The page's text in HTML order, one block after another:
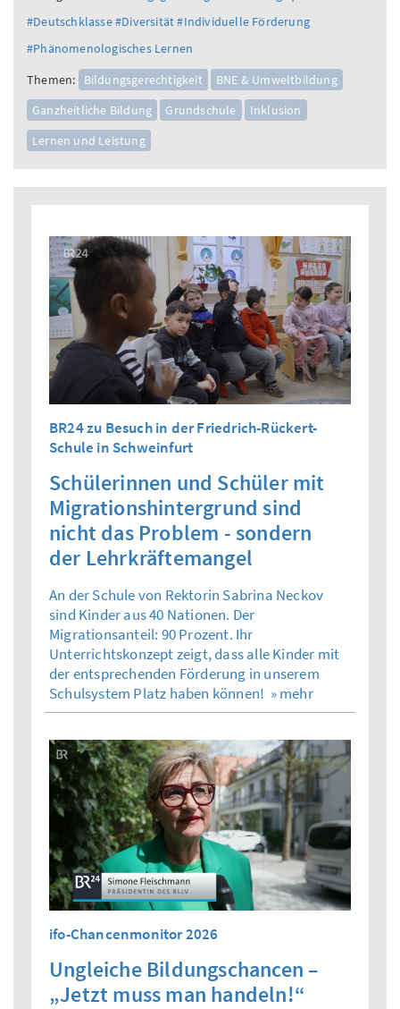
#Deutschklasse#Diversität#Individuelle Förderung
#Phänomenologisches Lernen
Themen:
Bildungsgerechtigkeit
BNE & Umweltbildung
Ganzheitliche Bildung
Grundschule
Inklusion
Lernen und Leistung
BR24 zu Besuch in der Friedrich-Rückert-
Schule in Schweinfurt
Schülerinnen und Schüler mit
Migrationshintergrund sind
nicht das Problem - sondern
der Lehrkräftemangel
An der Schule von Rektorin Sabrina Neckov
sind Kinder aus 40 Nationen. Der
Migrationsanteil: 90 Prozent. Ihr
Unterrichtskonzept zeigt, dass alle Kinder mit
der entsprechenden Förderung in unserem
Schulsystem Platz haben können! » mehr
ifo-Chancenmonitor 2026
Ungleiche Bildungschancen –
„Jetzt muss man handeln!“